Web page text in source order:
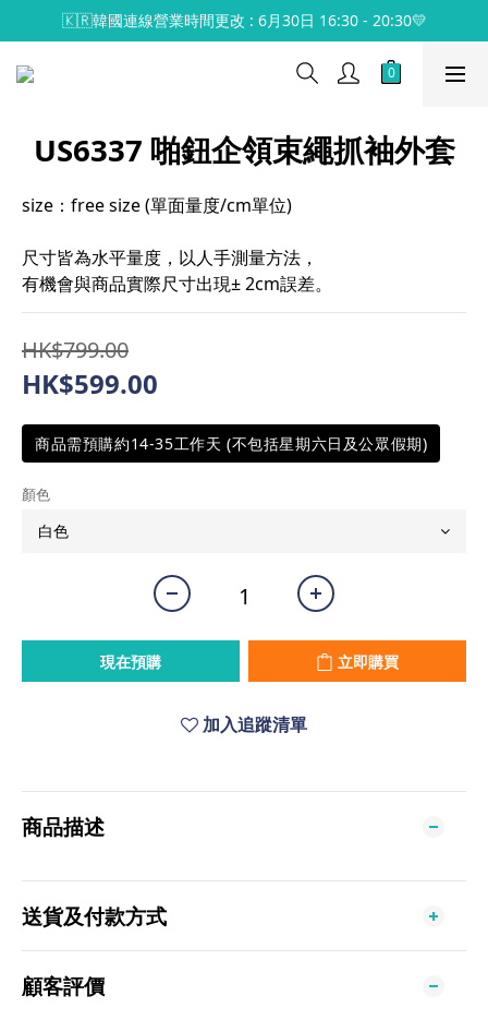
🇰🇷韓國連線營業時間更改 : 6月30日 16:30 - 20:30💛
US6337 啪鈕企領束繩抓袖外套
size：free size (單面量度/cm單位)
尺寸皆為水平量度，以人手測量方法，
有機會與商品實際尺寸出現± 2cm誤差。
HK$799.00
HK$599.00
商品需預購約14-35工作天 (不包括星期六日及公眾假期)
顏色
現在預購 立即購買
加入追蹤清單
商品描述
送貨及付款方式
顧客評價